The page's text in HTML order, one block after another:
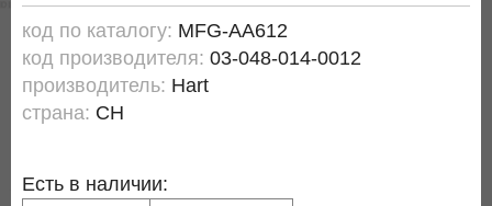
код по каталогу: MFG-AA612
код производителя: 03-048-014-0012
производитель: Hart
страна: CH
Есть в наличии: